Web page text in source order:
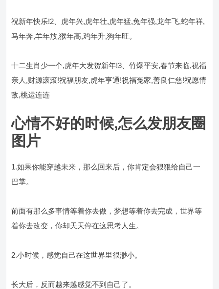
祝新年快乐!2、虎年兴,虎年壮,虎年猛,兔年强,龙年飞,蛇年祥,
马年奔,羊年放,猴年高,鸡年升,狗年旺。
十二生肖少一个,虎年大发贺新年!3、竹爆平安,春节来临,祝福
亲人,财源滚滚!祝福朋友,虎年亨通!祝福冤家,善良仁慈!祝愿情
敌,桃运连连
心情不好的时候,怎么发朋友圈
图片
1.如果你能穿越未来，那么回来后，你肯定会狠狠给自己一
巴掌。
前面有那么多事情等着你去做，梦想等着你去完成，世界等
着你去改变，你却天天停在这思考人生。
2.小时候，感觉自己在这世界里很渺小。
长大后，反而越来越感觉不到自己了。